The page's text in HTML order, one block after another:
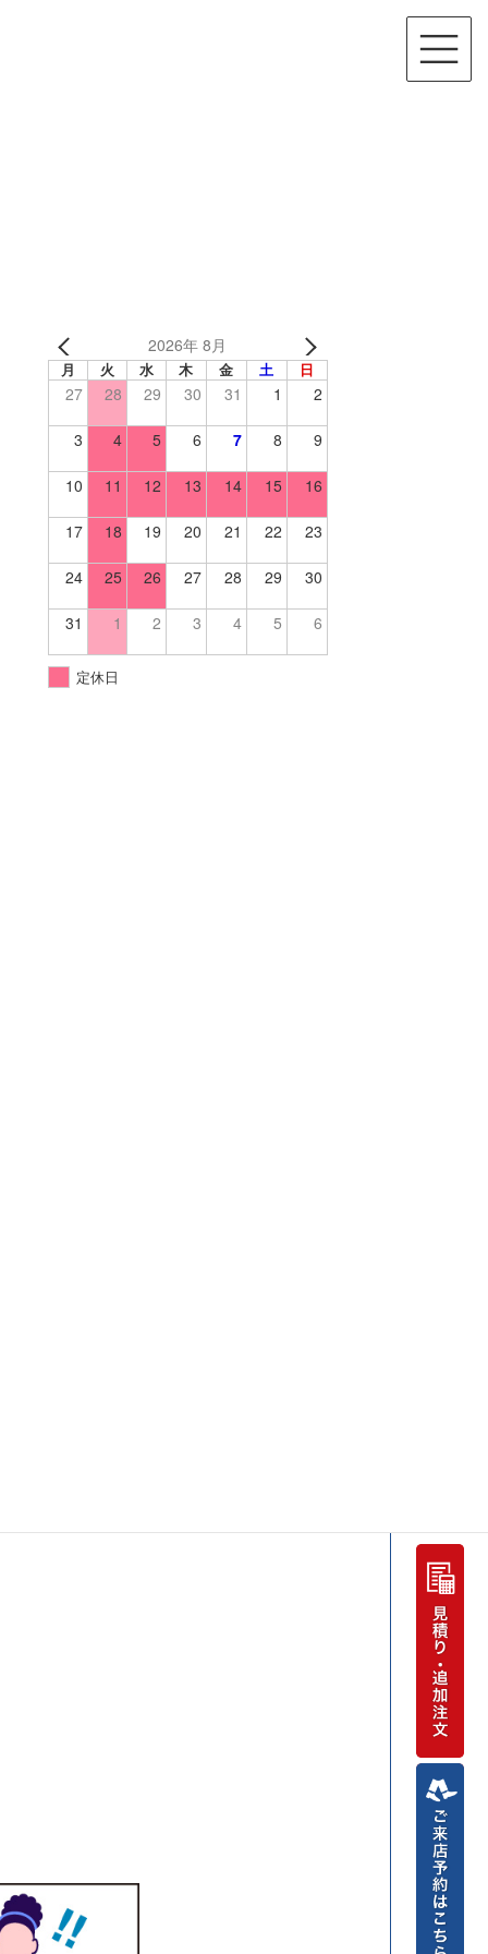
2026年 8月
月 火 水 木 金 土 日
27 28 29 30 31 1 2
3 4 5 6 7 8 9
10 11 12 13 14 15 16
17 18 19 20 21 22 23
24 25 26 27 28 29 30
31 1 2 3 4 5 6
定休日